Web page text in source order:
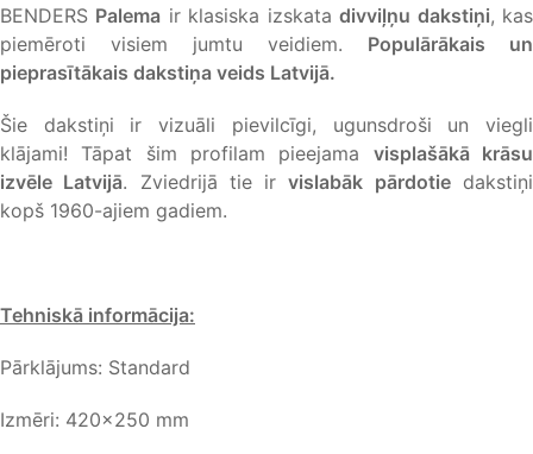
BENDERS Palema ir klasiska izskatadivviļņu dakstiņi, kas
piemēroti visiem jumtu veidiem. Populārākais un
pieprasītākais dakstiņa veids Latvijā.
Šie dakstiņi ir vizuāli pievilcīgi, ugunsdroši un viegli
klājami! Tāpat šim profilam pieejama visplašākā krāsu
izvēle Latvijā. Zviedrijā tie irvislabāk pārdotiedakstiņi
kopš 1960-ajiem gadiem.
Tehniskā informācija:
Pārklājums: Standard
Izmēri: 420×250 mm